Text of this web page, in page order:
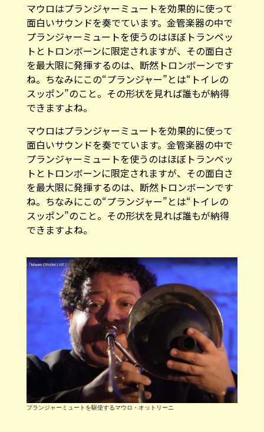
マウロはプランジャーミュートを効果的に使って
面白いサウンドを奏でています。金管楽器の中で
プランジャーミュートを使うのはほぼトランペッ
トとトロンボーンに限定されますが、その面白さ
を最大限に発揮するのは、断然トロンボーンです
ね。ちなみにこの“プランジャー”とは“トイレの
スッポン”のこと。その形状を見れば誰もが納得
できますよね。
マウロはプランジャーミュートを効果的に使って
面白いサウンドを奏でています。金管楽器の中で
プランジャーミュートを使うのはほぼトランペッ
トとトロンボーンに限定されますが、その面白さ
を最大限に発揮するのは、断然トロンボーンです
ね。ちなみにこの“プランジャー”とは“トイレの
スッポン”のこと。その形状を見れば誰もが納得
できますよね。
プランジャーミュートを駆使するマウロ・オットリーニ